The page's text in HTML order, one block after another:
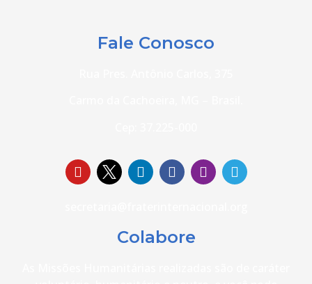
Fale Conosco
Colabore